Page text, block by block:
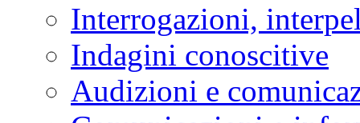
Interrogazioni,
Indagini conoscitive
Audizioni e